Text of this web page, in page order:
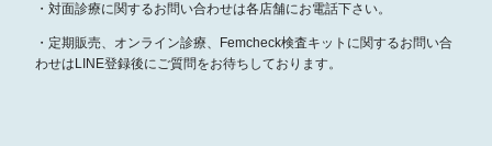
・対面診療に関するお問い合わせは各店舗にお電話下さい。
・定期販売、オンライン診療、Femcheck検査キットに関するお問い合
わせはLINE登録後にご質問をお待ちしております。